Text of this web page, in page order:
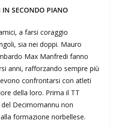
IN SECONDO PIANO
a farsi coraggio
sia nei doppi. Mauro
Max Manfredi fanno
anni, rafforzando sempre più
confrontarsi con atleti
della loro. Prima il TT
Decimomannu non
formazione norbellese.